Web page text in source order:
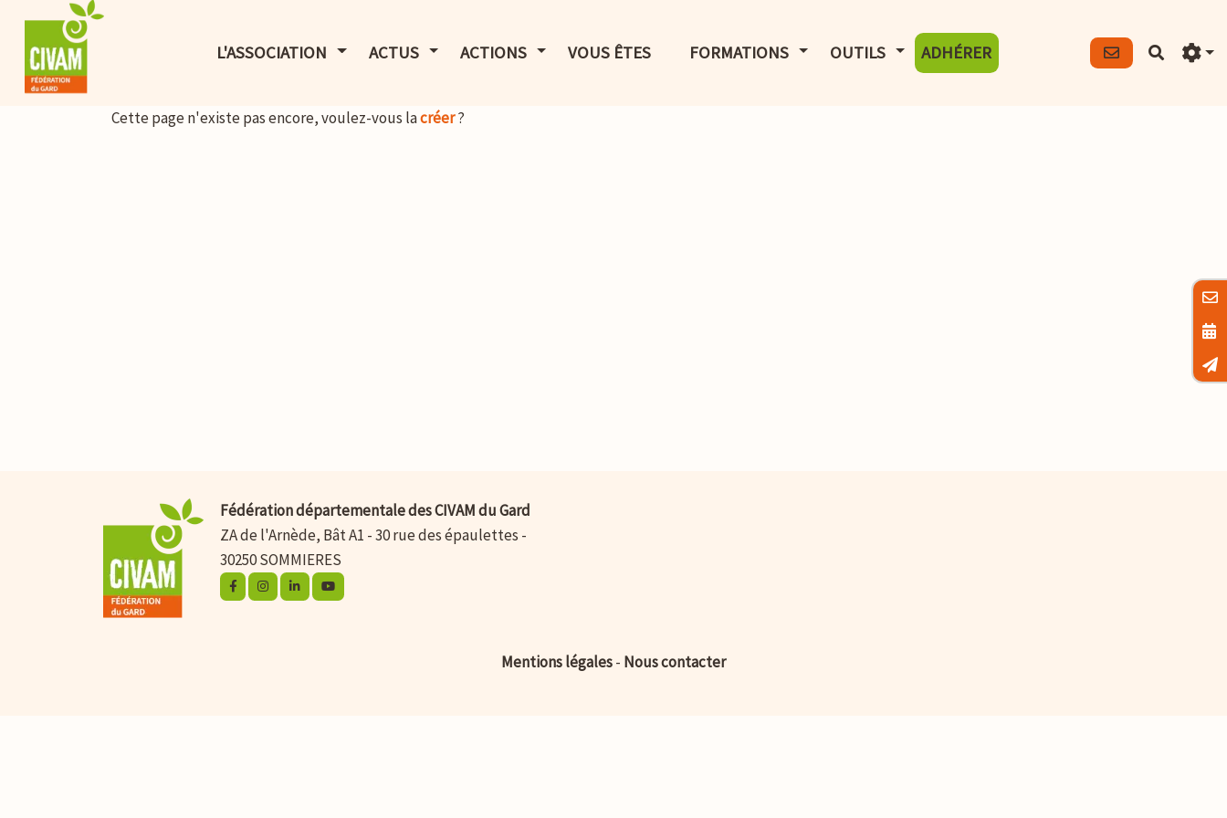
L'ASSOCIATION AFFICHER LE MENU
ACTUS AFFICHER LE MENU
ACTIONS AFFICHER LE MENU
VOUS ÊTES FORMATIONS AFFICHER LE MENU
OUTILS AFFICHER LE MENU
ADHÉRER
Cette page n'existe pas encore, voulez-vous lacréer?
Fédération départementale des CIVAM du Gard
ZA de l'Arnède, Bât A1 - 30 rue des épaulettes -
30250 SOMMIERES
Mentions légales- Nous contacter